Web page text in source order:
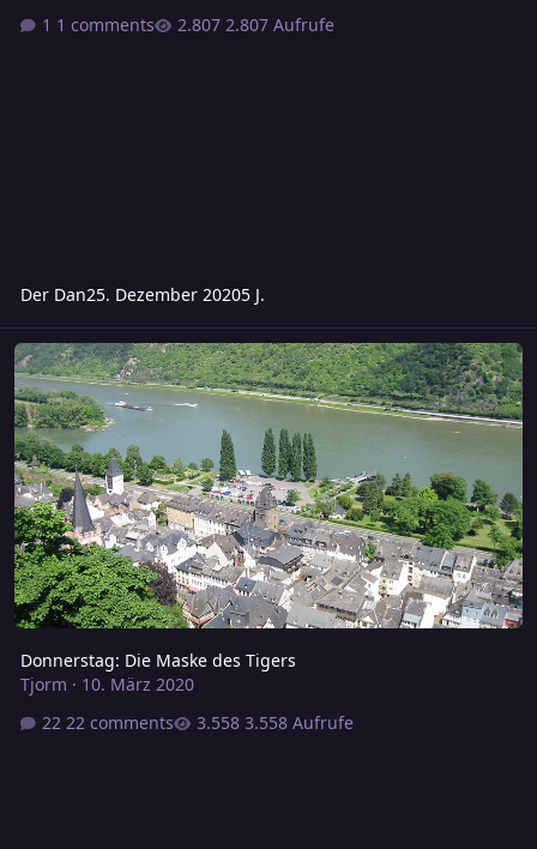
1 comments
2.807 Aufrufe
Der Dan25. Dezember 20205 J.
Donnerstag: Die Maske des Tigers
Donnerstag: Die Maske des Tigers
Tjorm · 10. März 2020
22 comments
3.558 Aufrufe